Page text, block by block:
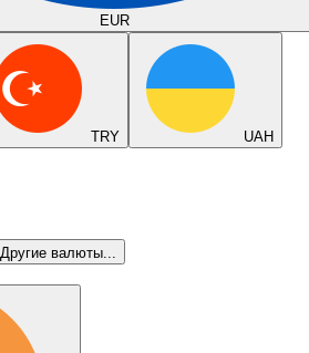
EUR
TRY UAH
Другие валюты...